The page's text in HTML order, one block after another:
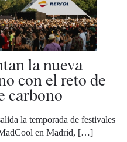
la nueva
con el reto de
carbono
la temporada de festivales
en Madrid, […]